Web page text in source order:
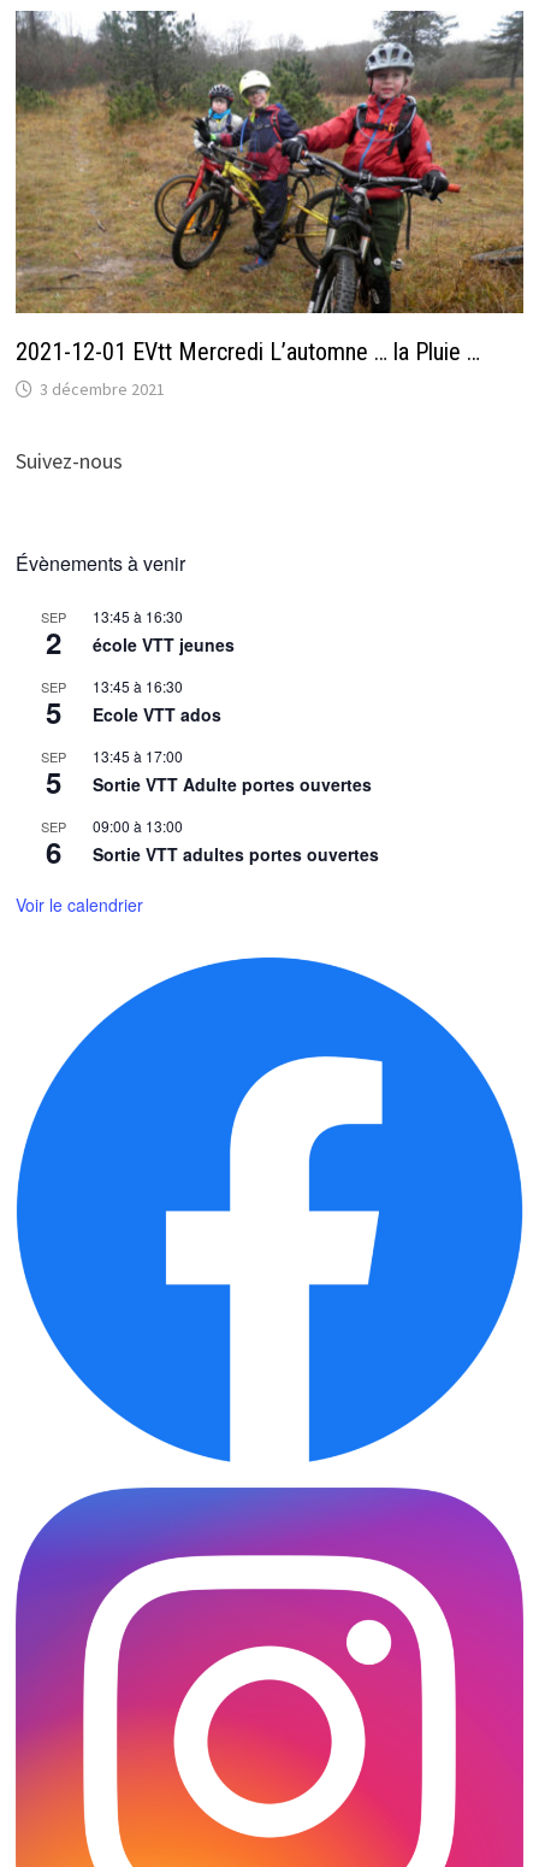
2021-12-01 EVtt Mercredi L’automne … la Pluie …
3 décembre 2021
Suivez-nous
Évènements à venir
SEP
2
13:45 à 16:30
école VTT jeunes
SEP
5
13:45 à 16:30
Ecole VTT ados
SEP
5
13:45 à 17:00
Sortie VTT Adulte portes ouvertes
SEP
6
09:00 à 13:00
Sortie VTT adultes portes ouvertes
Voir le calendrier